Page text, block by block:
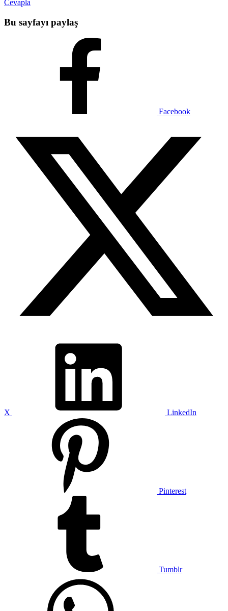
Cevapla
Bu sayfayı paylaş
Facebook
X LinkedIn
Pinterest
Tumblr